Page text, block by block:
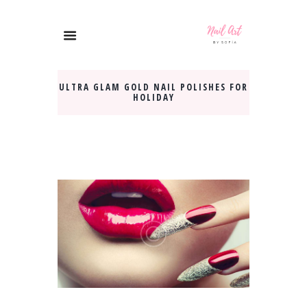
ULTRA GLAM GOLD NAIL POLISHES FOR
HOLIDAY